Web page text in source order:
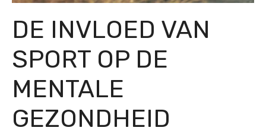
DE INVLOED VAN
SPORT OP DE
MENTALE
GEZONDHEID